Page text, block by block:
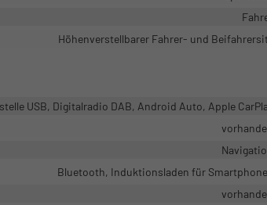
Höhenverstellbarer Fahrer- und
USB, Digitalradio DAB, Android Auto, Apple
Bluetooth, Induktionsladen für